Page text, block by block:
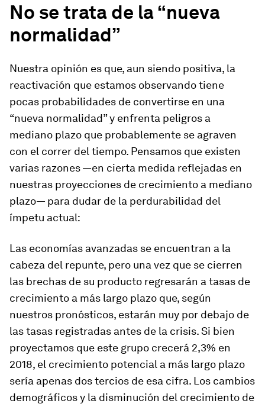
No se trata de la “nueva
normalidad”
Nuestra opinión es que, aun siendo positiva, la
reactivación que estamos observando tiene
pocas probabilidades de convertirse en una
“nueva normalidad” y enfrenta peligros a
mediano plazo que probablemente se agraven
con el correr del tiempo. Pensamos que existen
varias razones —en cierta medida reflejadas en
nuestras proyecciones de crecimiento a mediano
plazo— para dudar de la perdurabilidad del
ímpetu actual:
Las economías avanzadas se encuentran a la
cabeza del repunte, pero una vez que se cierren
las brechas de su producto regresarán a tasas de
crecimiento a más largo plazo que, según
nuestros pronósticos, estarán muy por debajo de
las tasas registradas antes de la crisis. Si bien
proyectamos que este grupo crecerá 2,3% en
2018, el crecimiento potencial a más largo plazo
sería apenas dos tercios de esa cifra. Los cambios
demográficos y la disminución del crecimiento de